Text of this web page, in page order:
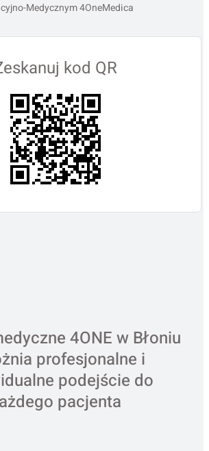
Medycznym 4OneMedica
kod QR
4ONE w Błoniu
profesjonalne i
podejście do
pacjenta